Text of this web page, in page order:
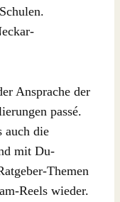
Ansprache der
passé.
auch die
mit Du-
Themen
Reels wieder.